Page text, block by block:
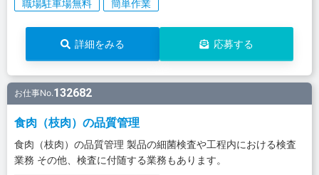
職場駐車場無料
簡単作業
詳細をみる 応募する
お仕事No.132682
食肉（枝肉）の品質管理
食肉（枝肉）の品質管理 製品の細菌検査や工程内における検査
業務 その他、検査に付随する業務もあります。